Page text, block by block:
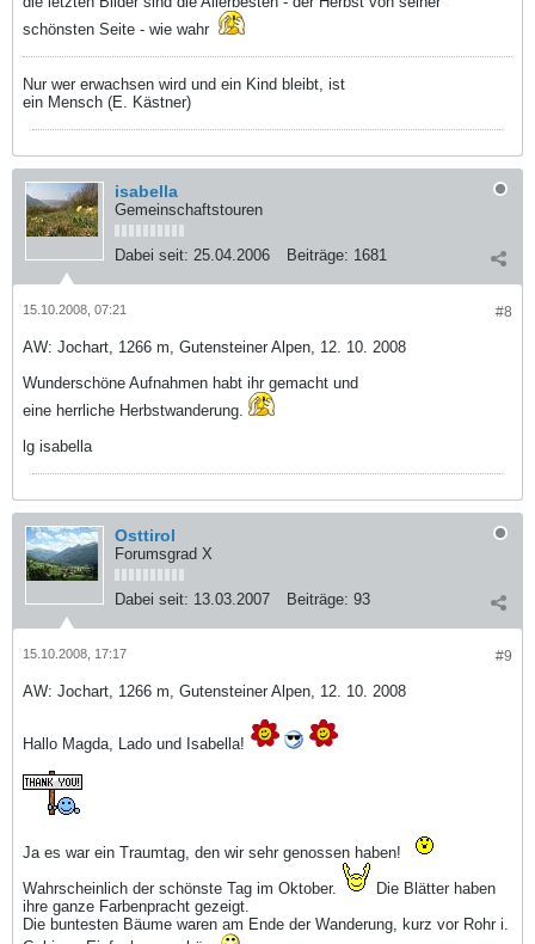
schönsten Seite - wie wahr
Nur wer erwachsen wird und ein Kind bleibt, ist
ein Mensch (E. Kästner)
isabella
Gemeinschaftstouren
Dabei seit: 25.04.2006 Beiträge: 1681
#8
15.10.2008, 07:21
AW: Jochart, 1266 m, Gutensteiner Alpen, 12. 10. 2008
Wunderschöne Aufnahmen habt ihr gemacht und
eine herrliche Herbstwanderung.
lg isabella
Osttirol
Forumsgrad X
Dabei seit: 13.03.2007 Beiträge: 93
#9
15.10.2008, 17:17
AW: Jochart, 1266 m, Gutensteiner Alpen, 12. 10. 2008
Hallo Magda, Lado und Isabella!
Ja es war ein Traumtag, den wir sehr genossen haben!
Wahrscheinlich der schönste Tag im Oktober.
Die Blätter haben
ihre ganze Farbenpracht gezeigt.
Die buntesten Bäume waren am Ende der Wanderung, kurz vor Rohr i.